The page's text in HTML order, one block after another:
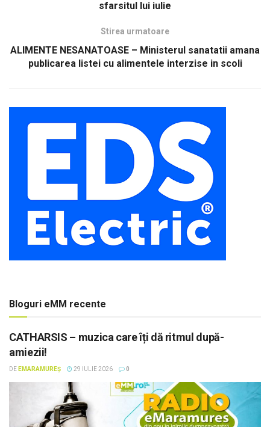
sfarsitul lui iulie
Stirea urmatoare
ALIMENTE NESANATOASE – Ministerul sanatatii amana
publicarea listei cu alimentele interzise in scoli
Bloguri eMM recente
CATHARSIS – muzica care îți dă ritmul după-
amiezii!
DE EMARAMUREȘ 29 IULIE 2026 0